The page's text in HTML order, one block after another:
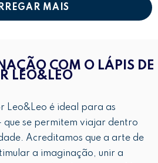
MAIS
COM O LÁPIS DE
LEO&LEO
Leo&Leo é ideal para as
que se permitem viajar dentro
Acreditamos que a arte de
a imaginação, unir a